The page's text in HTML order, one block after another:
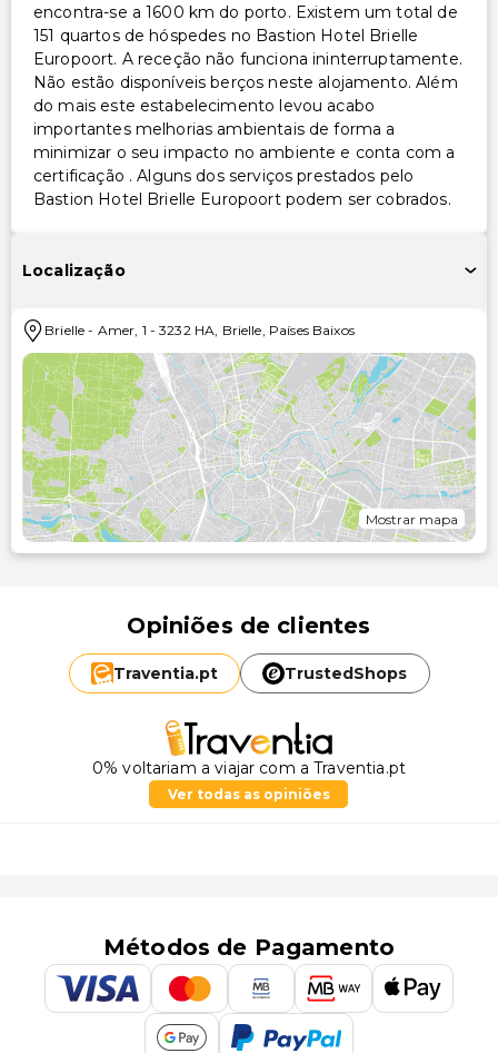
Troca de toalhas (mediante solicitação)
encontra-se a 1600 km do porto. Existem um total de
151 quartos de hóspedes no Bastion Hotel Brielle
Europoort. A receção não funciona ininterruptamente.
Não estão disponíveis berços neste alojamento. Além
do mais este estabelecimento levou acabo
importantes melhorias ambientais de forma a
minimizar o seu impacto no ambiente e conta com a
certificação . Alguns dos serviços prestados pelo
Bastion Hotel Brielle Europoort podem ser cobrados.
Localização
Brielle - Amer, 1 -3232 HA Brielle Países Baixos
Mostrar mapa
Opiniões de clientes
Traventia.pt TrustedShops
0% voltariam a viajar com a Traventia.pt
Ver todas as opiniões
Métodos de Pagamento